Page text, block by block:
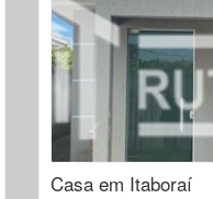
Casa em Itaboraí